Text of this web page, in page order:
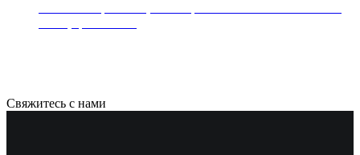
Свяжитесь с нами